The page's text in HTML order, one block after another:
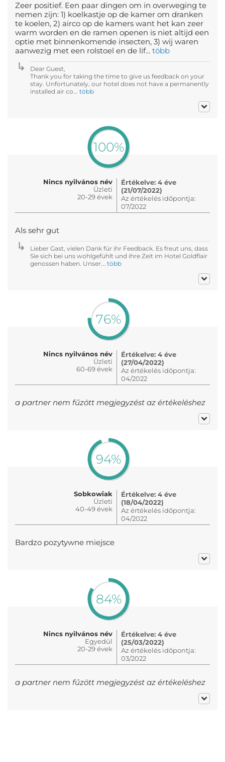
Zeer positief. Een paar dingen om in overweging te
nemen zijn: 1) koelkastje op de kamer om dranken
te koelen, 2) airco op de kamers want het kan zeer
warm worden en de ramen openen is niet altijd een
optie met binnenkomende insecten, 3) wij waren
aanwezig met een rolstoel en de lif... több
Dear Guest,
Thank you for taking the time to give us feedback on your
stay. Unfortunately, our hotel does not have a permanently
installed air co... több
100%
Nincs nyilvános név
Üzleti
20-29 évek
Értékelve: 4 éve
(21/07/2022)
Az értékelés időpontja:
07/2022
Als sehr gut
Lieber Gast, vielen Dank für ihr Feedback. Es freut uns, dass
Sie sich bei uns wohlgefühlt und ihre Zeit im Hotel Goldflair
genossen haben. Unser... több
76%
Nincs nyilvános név
Üzleti
60-69 évek
Értékelve: 4 éve
(27/04/2022)
Az értékelés időpontja:
04/2022
a partner nem fűzött megjegyzést az értékeléshez
94%
Sobkowiak
Üzleti
40-49 évek
Értékelve: 4 éve
(18/04/2022)
Az értékelés időpontja:
04/2022
Bardzo pozytywne miejsce
84%
Nincs nyilvános név
Egyedül
20-29 évek
Értékelve: 4 éve
(25/03/2022)
Az értékelés időpontja:
03/2022
a partner nem fűzött megjegyzést az értékeléshez